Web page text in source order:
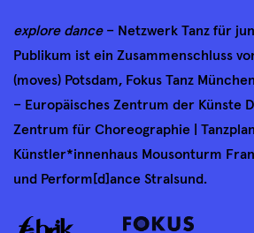
explore dance – Netzwerk Tanz für
Publikum ist ein Zusammenschluss
(moves) Potsdam, Fokus Tanz
– Europäisches Zentrum der Künste
Zentrum für Choreographie |
Künstler*innenhaus Mousonturm
und Perform[d]ance Stralsund.